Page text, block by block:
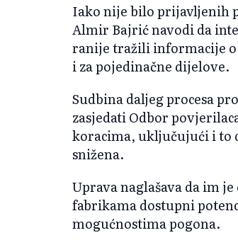
Iako nije bilo prijavljenih
Almir Bajrić navodi da
ranije tražili informacije o
i za pojedinačne dijelove.
Sudbina daljeg procesa
zasjedati Odbor
koracima, uključujući i to
snižena.
Uprava naglašava da im
fabrikama dostupni
mogućnostima pogona.